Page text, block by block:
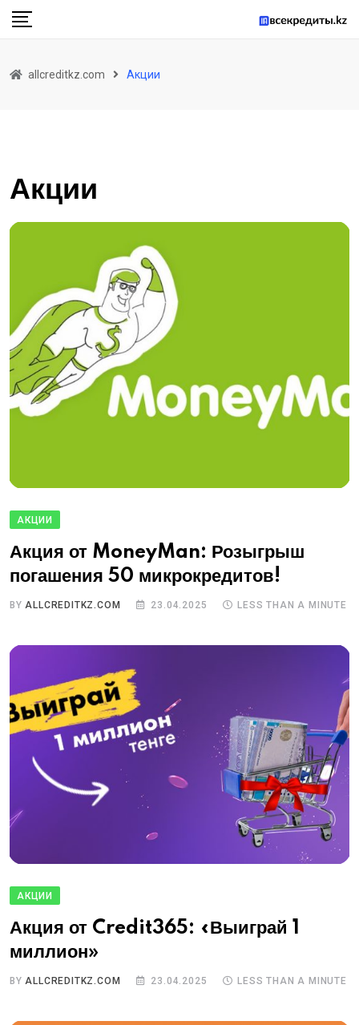
Skip
allcreditkz.com Акции
Акции
АКЦИИ
Акция от MoneyMan: Розыгрыш
погашения 50 микрокредитов!
BY ALLCREDITKZ.COM 23.04.2025 LESS THAN A MINUTE
АКЦИИ
Акция от Credit365: «Выиграй 1
миллион»
BYALLCREDITKZ.COM 23.04.2025 LESS THAN A MINUTE